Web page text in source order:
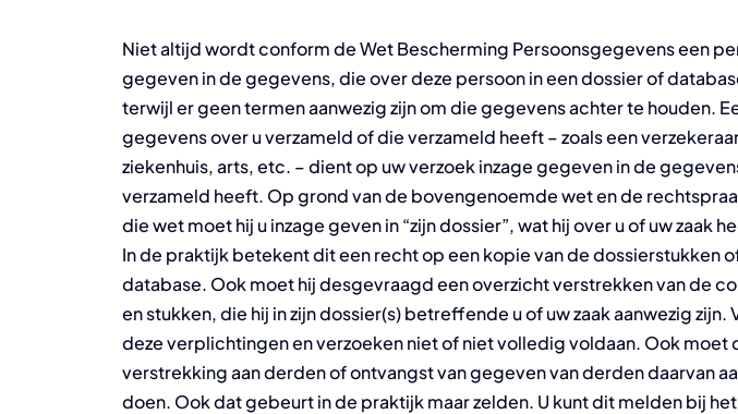
Niet altijd wordt conform de Wet Bescherming Persoonsgegevens een
gegeven in de gegevens, die over deze persoon in een dossier of
terwijl er geen termen aanwezig zijn om die gegevens achter te houden.
gegevens over u verzameld of die verzameld heeft – zoals een
ziekenhuis, arts, etc. – dient op uw verzoek inzage gegeven in de
verzameld heeft. Op grond van de bovengenoemde wet en de
die wet moet hij u inzage geven in “zijn dossier”, wat hij over u of uw zaak
In de praktijk betekent dit een recht op een kopie van de dossierstukken
database. Ook moet hij desgevraagd een overzicht verstrekken van de
en stukken, die hij in zijn dossier(s) betreffende u of uw zaak aanwezig zijn.
deze verplichtingen en verzoeken niet of niet volledig voldaan. Ook moet
verstrekking aan derden of ontvangst van gegeven van derden daarvan
doen. Ook dat gebeurt in de praktijk maar zelden. U kunt dit melden bij